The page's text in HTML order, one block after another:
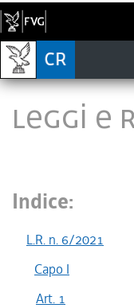
LEGGI E
Indice:
L.R. n. 6/2021
Capo I
Art. 1